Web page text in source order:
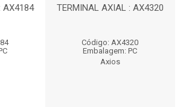
AX4184 TERMINAL AXIAL : AX4320
Código: AX4320
Embalagem: PC
Axios